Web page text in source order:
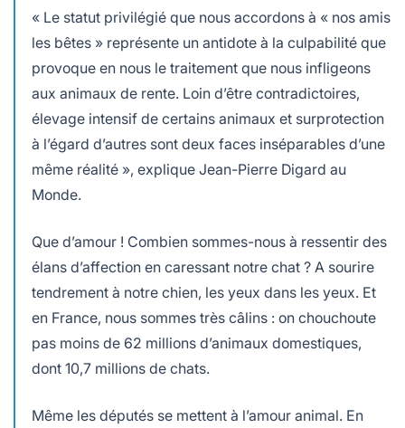
« Le statut privilégié que nous accordons à « nos amis
les bêtes » représente un antidote à la culpabilité que
provoque en nous le traitement que nous infligeons
aux animaux de rente. Loin d’être contradictoires,
élevage intensif de certains animaux et surprotection
à l’égard d’autres sont deux faces inséparables d’une
même réalité », explique Jean-Pierre Digard au
Monde.
Que d’amour ! Combien sommes-nous à ressentir des
élans d’affection en caressant notre chat ? A sourire
tendrement à notre chien, les yeux dans les yeux. Et
en France, nous sommes très câlins : on chouchoute
pas moins de 62 millions d’animaux domestiques,
dont 10,7 millions de chats.
Même les députés se mettent à l’amour animal. En